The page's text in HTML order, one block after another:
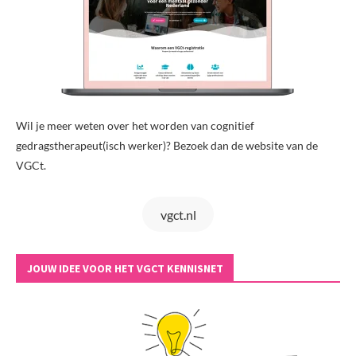
Wil je meer weten over het worden van cognitief
gedragstherapeut(isch werker)? Bezoek dan de website van de
VGCt.
vgct.nl
JOUW IDEE VOOR HET VGCT KENNISNET